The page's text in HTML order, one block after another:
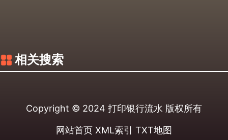
相关搜索
Copyright © 2024 打印银行流水 版权所有
网站首页 XML索引 TXT地图